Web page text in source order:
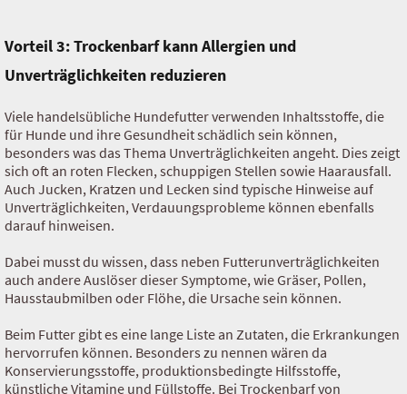
Vorteil 3: Trockenbarf kann Allergien und
Unverträglichkeiten reduzieren
Viele handelsübliche Hundefutter verwenden Inhaltsstoffe, die
für Hunde und ihre Gesundheit schädlich sein können,
besonders was das Thema Unverträglichkeiten angeht. Dies zeigt
sich oft an roten Flecken, schuppigen Stellen sowie Haarausfall.
Auch Jucken, Kratzen und Lecken sind typische Hinweise auf
Unverträglichkeiten, Verdauungsprobleme können ebenfalls
darauf hinweisen.
Dabei musst du wissen, dass neben Futterunverträglichkeiten
auch andere Auslöser dieser Symptome, wie Gräser, Pollen,
Hausstaubmilben oder Flöhe, die Ursache sein können.
Beim Futter gibt es eine lange Liste an Zutaten, die Erkrankungen
hervorrufen können. Besonders zu nennen wären da
Konservierungsstoffe, produktionsbedingte Hilfsstoffe,
künstliche Vitamine und Füllstoffe. Bei Trockenbarf von